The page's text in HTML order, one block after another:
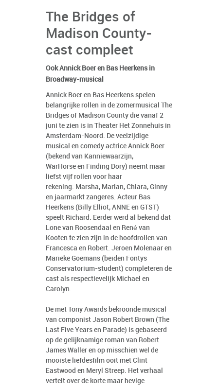
The Bridges of
Madison County-
cast compleet
Ook Annick Boer en Bas Heerkens in
Broadway-musical
Annick Boer en Bas Heerkens spelen
belangrijke rollen in de zomermusical The
Bridges of Madison County die vanaf 2
juni te zien is in Theater Het Zonnehuis in
Amsterdam-Noord. De veelzijdige
musical en comedy actrice Annick Boer
(bekend van Kanniewaarzijn,
WarHorse en Finding Dory) neemt maar
liefst vijf rollen voor haar
rekening: Marsha, Marian, Chiara, Ginny
en jaarmarkt zangeres. Acteur Bas
Heerkens (Billy Elliot, ANNE en GTST)
speelt Richard. Eerder werd al bekend dat
Lone van Roosendaal en René van
Kooten te zien zijn in de hoofdrollen van
Francesca en Robert. Jeroen Molenaar en
Marieke Goemans (beiden Fontys
Conservatorium-student) completeren de
cast als respectievelijk Michael en
Carolyn.
De met Tony Awards bekroonde musical
van componist Jason Robert Brown (The
Last Five Years en Parade) is gebaseerd
op de gelijknamige roman van Robert
James Waller en op misschien wel de
mooiste liefdesfilm ooit met Clint
Eastwood en Meryl Streep. Het verhaal
vertelt over de korte maar hevige